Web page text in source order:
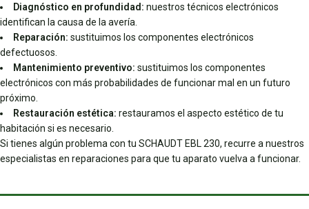
Diagnóstico en profundidad: nuestros técnicos electrónicos
identifican la causa de la avería.
Reparación: sustituimos los componentes electrónicos
defectuosos.
Mantenimiento preventivo: sustituimos los componentes
electrónicos con más probabilidades de funcionar mal en un futuro
próximo.
Restauración estética: restauramos el aspecto estético de tu
habitación si es necesario.
Si tienes algún problema con tu SCHAUDT EBL 230, recurre a nuestros
especialistas en reparaciones para que tu aparato vuelva a funcionar.